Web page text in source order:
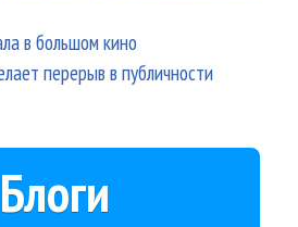
в большом кино
перерыв в публичности
Блоги